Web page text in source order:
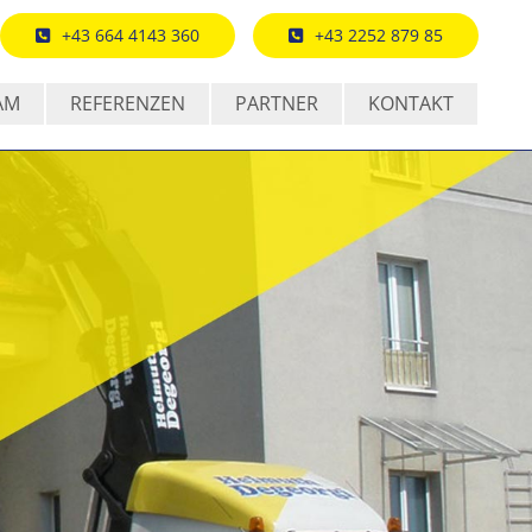
+43 2252 879 85
+43 664 4143 360
REFERENZEN PARTNER KONTAKT